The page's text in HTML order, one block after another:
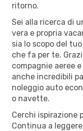
ritorno.
Sei alla ricerca di
vera e propria
sia lo scopo del
che fa per te.
compagnie aeree
anche incredibili
noleggio auto
o navette.
Cerchi ispirazione
Continua a